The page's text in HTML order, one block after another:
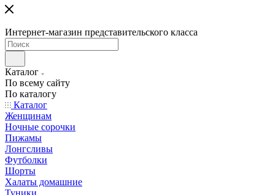
Интернет-магазин представительского класса
Каталог
По всему сайту
По каталогу
Каталог
Женщинам
Ночные сорочки
Пижамы
Лонгсливы
Футболки
Шорты
Халаты домашние
Туники